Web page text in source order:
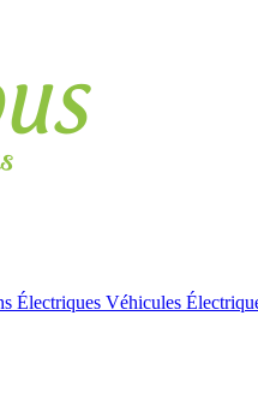
Électriques Véhicules